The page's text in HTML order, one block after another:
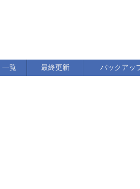
一覧 最終更新 バックアッ